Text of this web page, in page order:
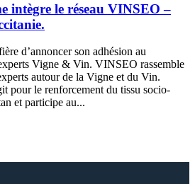
intègre le réseau VINSEO –
d’annoncer son adhésion au
Vigne & Vin. VINSEO rassemble
autour de la Vigne et du Vin.
pour le renforcement du tissu socio-
et participe au...